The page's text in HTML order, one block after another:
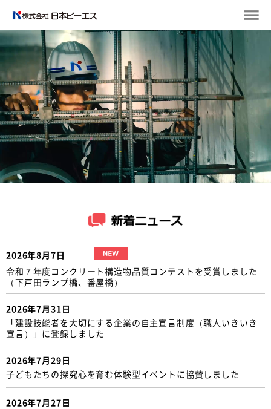
2026年8月7日
令和７年度コンクリート構造物品質コンテストを受賞しました
（下戸田ランプ橋、番屋橋）
2026年7月31日
「建設技能者を大切にする企業の自主宣言制度（職人いきいき
宣言）」に登録しました
2026年7月29日
子どもたちの探究心を育む体験型イベントに協賛しました
2026年7月27日